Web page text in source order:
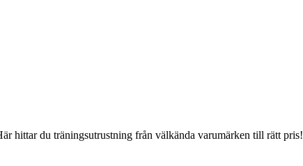
hittar du träningsutrustning från välkända varumärken till rätt pris!